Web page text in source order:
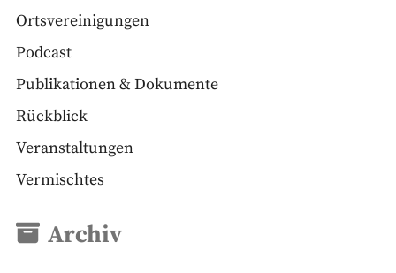
Ortsvereinigungen
Podcast
Publikationen & Dokumente
Rückblick
Veranstaltungen
Vermischtes
Archiv